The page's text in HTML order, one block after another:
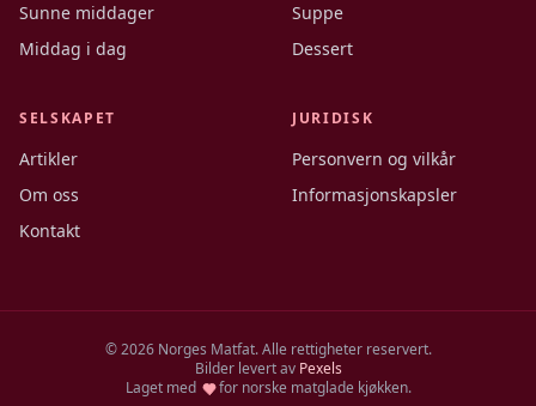
Sunne middager
Middag i dag
Suppe
Dessert
SELSKAPET
Artikler
Om oss
Kontakt
JURIDISK
Personvern og vilkår
Informasjonskapsler
©2026Norges Matfat. Alle rettigheter reservert.
Bilder levert av Pexels
Laget med
for norske matglade kjøkken.